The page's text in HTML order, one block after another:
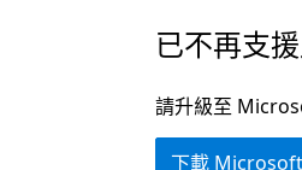
已不再支
請升級至
下載